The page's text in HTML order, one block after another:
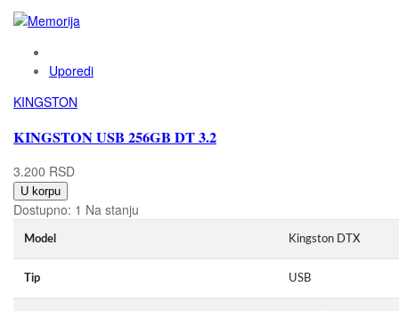
Uporedi
KINGSTON
KINGSTON USB 256GB DT 3.2
3.200 RSD
U korpu
Dostupno: 1 Na stanju
Model Kingston DTX
Tip USB